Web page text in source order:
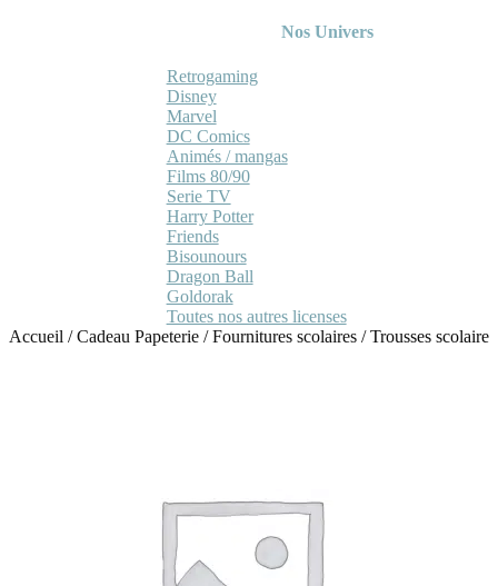
Nos Univers
Retrogaming
Disney
Marvel
DC Comics
Animés / mangas
Films 80/90
Serie TV
Harry Potter
Friends
Bisounours
Dragon Ball
Goldorak
Toutes nos autres licenses
Accueil /Cadeau Papeterie /Fournitures scolaires /Trousses scolaire